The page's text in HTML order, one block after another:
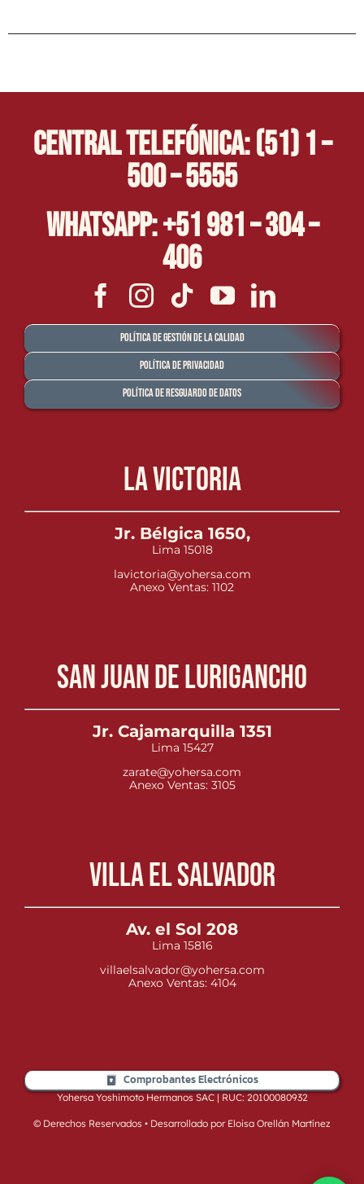
Central Telefónica: (51) 1 –
500 – 5555
Whatsapp: +51 981 – 304 –
406
Política de Gestión de la Calidad
Política de Privacidad
Política de Resguardo de Datos
La Victoria
Jr. Bélgica 1650,
Lima 15018
lavictoria@yohersa.com
Anexo Ventas: 1102
San Juan de Lurigancho
Jr. Cajamarquilla 1351
Lima 15427
zarate@yohersa.com
Anexo Ventas: 3105
Villa el Salvador
Av. el Sol 208
Lima 15816
villaelsalvador@yohersa.com
Anexo Ventas: 4104
Comprobantes Electrónicos
Yohersa Yoshimoto Hermanos SAC | RUC: 20100080932
© Derechos Reservados • Desarrollado por Eloisa Orellán Martínez